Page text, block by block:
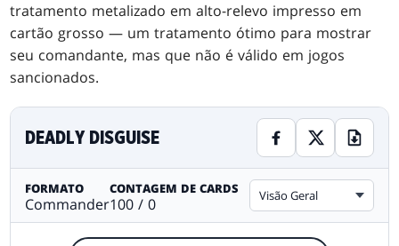
tratamento metalizado em alto-relevo impresso em
cartão grosso — um tratamento ótimo para mostrar
seu comandante, mas que não é válido em jogos
sancionados.
DEADLY DISGUISE
FORMATO
Commander
CONTAGEM DE CARDS
100 / 0 Visão Geral